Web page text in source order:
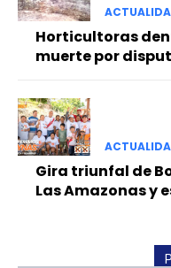
Horticultoras
muerte por
Gira triunfal de
Las Amazonas y